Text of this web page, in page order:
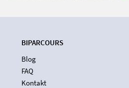
BIPARCOURS
Blog
FAQ
Kontakt